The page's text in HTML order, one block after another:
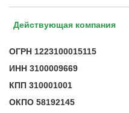
Действующая компания
ОГРН 1223100015115
ИНН 3100009669
КПП 310001001
ОКПО 58192145